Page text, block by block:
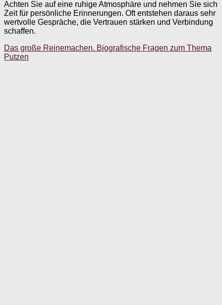
Achten Sie auf eine ruhige Atmosphäre und nehmen Sie sich
Zeit für persönliche Erinnerungen. Oft entstehen daraus sehr
wertvolle Gespräche, die Vertrauen stärken und Verbindung
schaffen.
Das große Reinemachen. Biografische Fragen zum Thema
Putzen